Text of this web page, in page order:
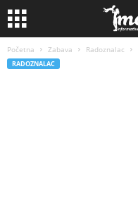
Početna Zabava Radoznalac
RADOZNALAC